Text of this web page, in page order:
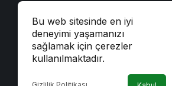
Bu web sitesinde en iyi
deneyimi yaşamanızı
sağlamak için çerezler
kullanılmaktadır.
beykozguncel@gmail.com
iletisim@beykozguncel.com